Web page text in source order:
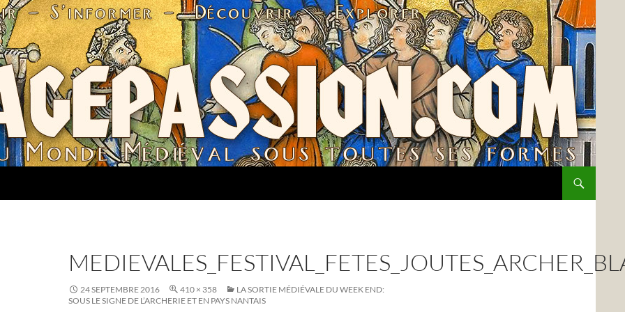
24 SEPTEMBRE 2016 410 × 358
LA SORTIE MÉDIÉVALE DU WEEK END:
SOUS LE SIGNE DE L’ARCHERIE ET EN PAYS NANTAIS